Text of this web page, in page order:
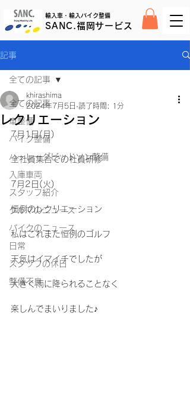
SANC.福岡サービス
輸入車・輸入バイク整備
記事
全ての記事
車整備
バイク整備
ハーレーダビッドソン整備
入庫車両
スタッフ紹介
クルマのニュース
バイクのニュース
日常
スタッフの休日
整備不良
全ての記事
レクリエーション
khirashima
2024年7月5日 読了時間: 1分
7月1日(月)
全社員集合での社員研修
7月2日(火)
恒例のレクリエーション
私はこれまた恒例のゴルフ
天気はイマイチでしたが
大きく雨に降られることなく
楽しんでまいりました♪